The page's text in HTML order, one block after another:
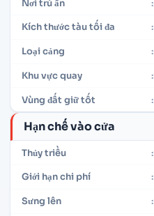
Nơi trú ẩn :
Kích thước tàu tối đa :
Loại cảng :
Khu vực quay :
Vùng đất giữ tốt :
Hạn chế vào cửa
Thủy triều :
Giới hạn chi phí :
Sưng lên :